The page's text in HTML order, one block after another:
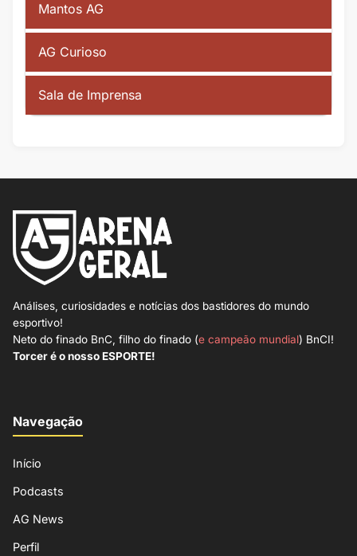
Mantos AG
AG Curioso
Sala de Imprensa
Análises, curiosidades e notícias dos bastidores do mundo
esportivo!
Neto do finado BnC, filho do finado (e campeão mundial) BnCI!
Torcer é o nosso ESPORTE!
Navegação
Início
Podcasts
AG News
Perfil